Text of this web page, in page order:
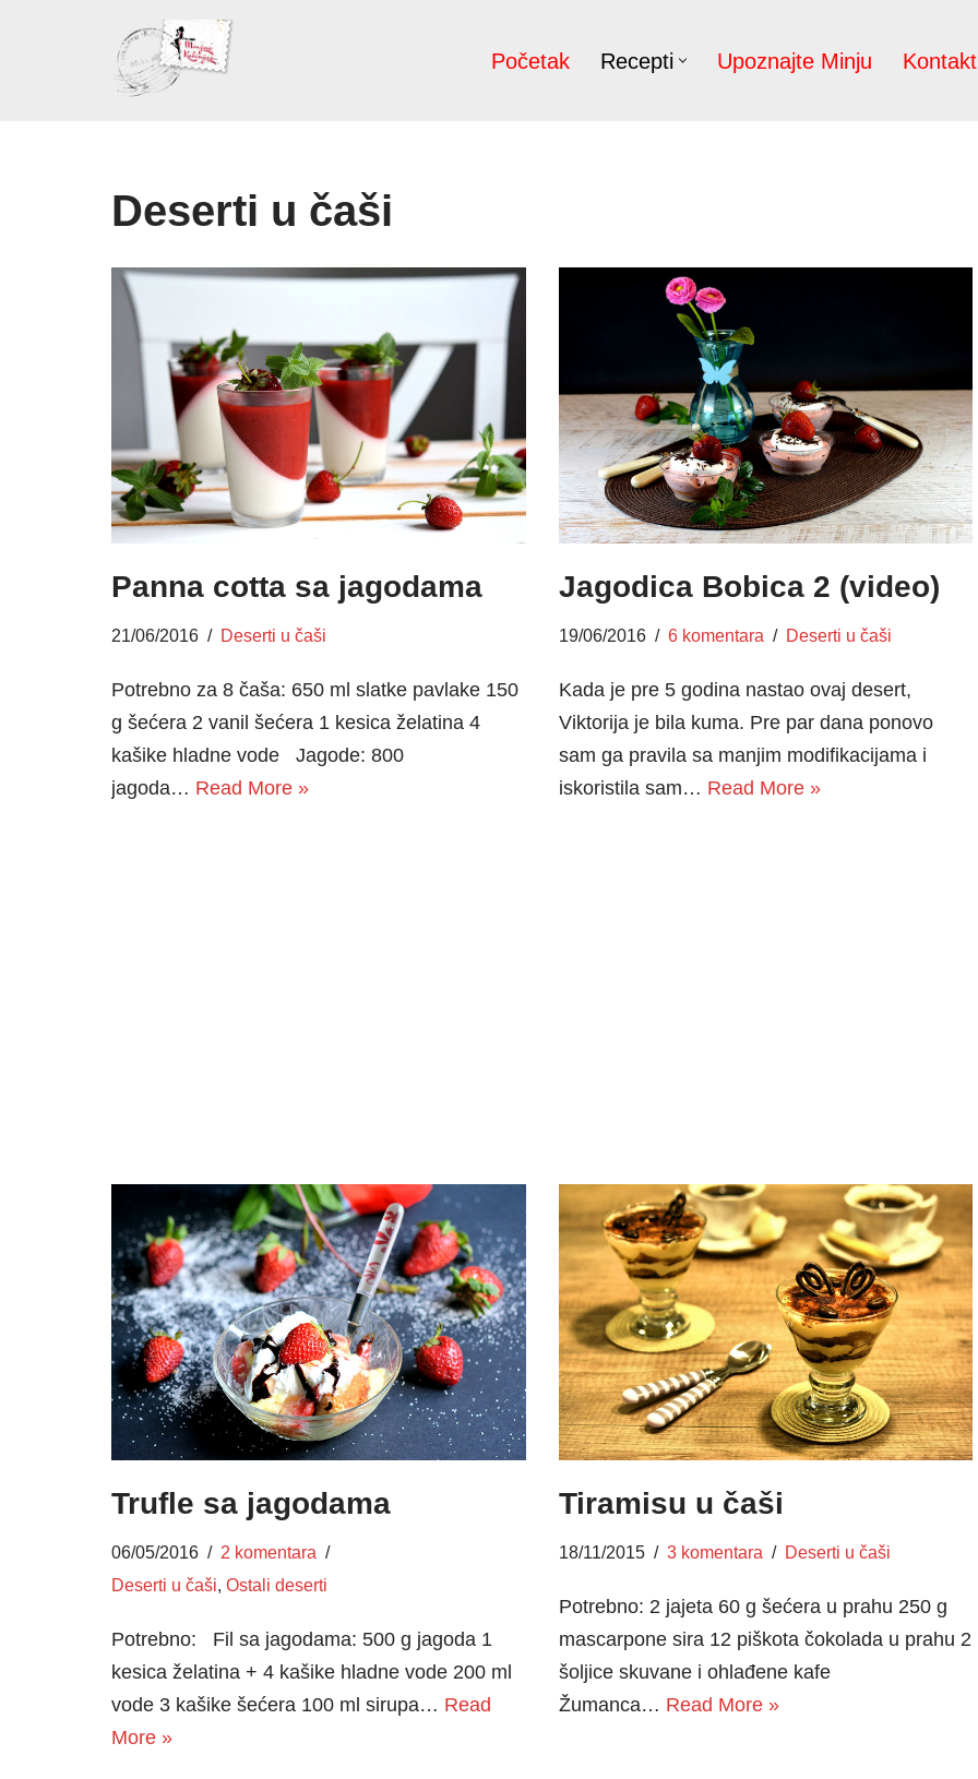
Početak Recepti Upoznajte Minju Kontakt
Deserti u čaši
Panna cotta sa jagodama
21/06/2016 Deserti u čaši
Potrebno za 8 čaša: 650 ml slatke pavlake 150
g šećera 2 vanil šećera 1 kesica želatina 4
kašike hladne vode Jagode: 800
jagoda… Read More »
Jagodica Bobica 2 (video)
19/06/2016 6 komentara Deserti u čaši
Kada je pre 5 godina nastao ovaj desert,
Viktorija je bila kuma. Pre par dana ponovo
sam ga pravila sa manjim modifikacijama i
iskoristila sam… Read More »
Trufle sa jagodama
06/05/2016
2 komentara
Deserti u čaši, Ostali deserti
Potrebno: Fil sa jagodama: 500 g jagoda 1
kesica želatina + 4 kašike hladne vode 200 ml
vode 3 kašike šećera 100 ml sirupa… Read
More »
Tiramisu u čaši
18/11/2015 3 komentara Deserti u čaši
Potrebno: 2 jajeta 60 g šećera u prahu 250 g
mascarpone sira 12 piškota čokolada u prahu 2
šoljice skuvane i ohlađene kafe
Žumanca… Read More »